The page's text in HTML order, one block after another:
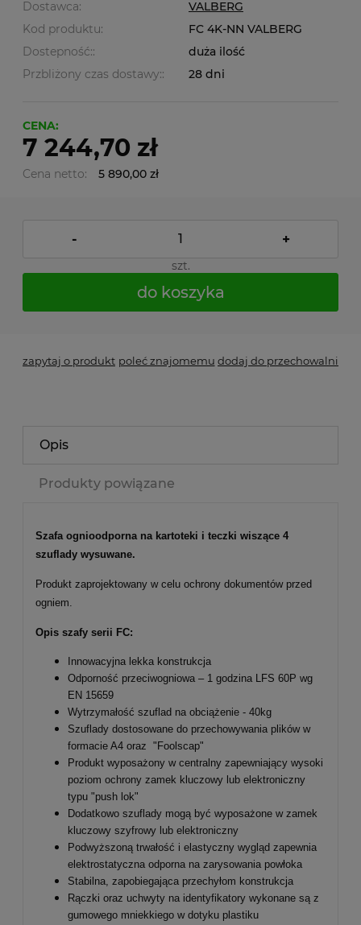
Dostawca:
VALBERG
Kod produktu:
FC 4K-NN VALBERG
Dostepność::
duża ilość
Przbliżony czas dostawy::
28 dni
CENA:
7 244,70 zł
Cena netto: 5 890,00 zł
- +
szt.
do koszyka
zapytaj o produkt poleć znajomemu dodaj do przechowalni
Opis
Produkty powiązane
Szafa ognioodporna na kartoteki i teczki wiszące 4
szuflady wysuwane.
Produkt zaprojektowany w celu ochrony dokumentów przed
ogniem.
Opis szafy serii FC:
Innowacyjna lekka konstrukcja
Odporność przeciwogniowa – 1 godzina LFS 60P wg
EN 15659
Wytrzymałość szuflad na obciążenie - 40kg
Szuflady dostosowane do przechowywania plików w
formacie A4 oraz "Foolscap"
Produkt wyposażony w centralny zapewniający wysoki
poziom ochrony zamek kluczowy lub elektroniczny
typu "push lok"
Dodatkowo szuflady mogą być wyposażone w zamek
kluczowy szyfrowy lub elektroniczny
Podwyższoną trwałość i elastyczny wygląd zapewnia
elektrostatyczna odporna na zarysowania powłoka
Stabilna, zapobiegająca przechyłom konstrukcja
Rączki oraz uchwyty na identyfikatory wykonane są z
gumowego mniekkiego w dotyku plastiku